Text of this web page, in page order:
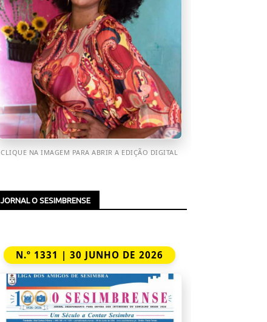
CLIQUE NA IMAGEM PARA ABRIR A EDIÇÃO DIGITAL
JORNAL O SESIMBRENSE
N.º 1331 | 30 JUNHO DE 2026